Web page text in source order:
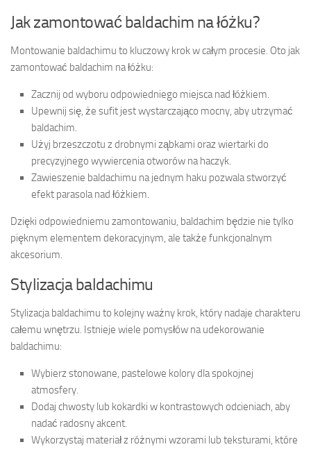
Jak zamontować baldachim na łóżku?
Montowanie baldachimu to kluczowy krok w całym procesie. Oto jak
zamontować baldachim na łóżku:
Zacznij od wyboru odpowiedniego miejsca nad łóżkiem.
Upewnij się, że sufit jest wystarczająco mocny, aby utrzymać
baldachim.
Użyj brzeszczotu z drobnymi ząbkami oraz wiertarki do
precyzyjnego wywiercenia otworów na haczyk.
Zawieszenie baldachimu na jednym haku pozwala stworzyć
efekt parasola nad łóżkiem.
Dzięki odpowiedniemu zamontowaniu, baldachim będzie nie tylko
pięknym elementem dekoracyjnym, ale także funkcjonalnym
akcesorium.
Stylizacja baldachimu
Stylizacja baldachimu to kolejny ważny krok, który nadaje charakteru
całemu wnętrzu. Istnieje wiele pomysłów na udekorowanie
baldachimu:
Wybierz stonowane, pastelowe kolory dla spokojnej
atmosfery.
Dodaj chwosty lub kokardki w kontrastowych odcieniach, aby
nadać radosny akcent.
Wykorzystaj materiał z różnymi wzorami lub teksturami, które